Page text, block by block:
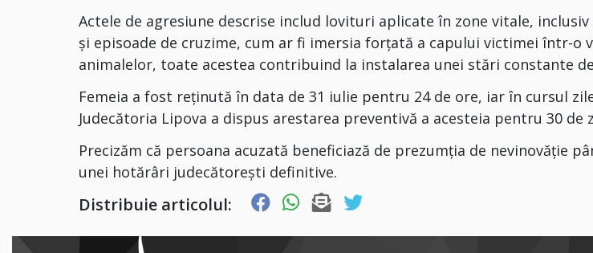
Actele de agresiune descrise includ lovituri aplicate în zone vitale,
și episoade de cruzime, cum ar fi imersia forțată a capului victimei într-o
animalelor, toate acestea contribuind la instalarea unei stări constante
Femeia a fost reținută în data de 31 iulie pentru 24 de ore, iar în cursul
Judecătoria Lipova a dispus arestarea preventivă a acesteia pentru 30 de
Precizăm că persoana acuzată beneficiază de prezumția de nevinovăție
unei hotărâri judecătorești definitive.
Distribuie articolul: